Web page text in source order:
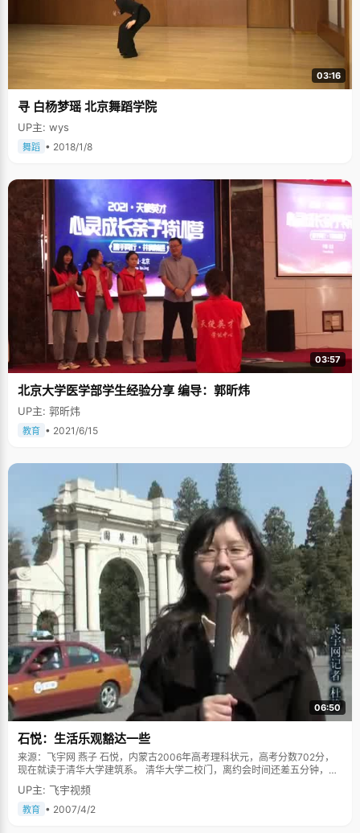
03:16
寻 白杨梦瑶 北京舞蹈学院
UP主: wys
舞蹈 • 2018/1/8
03:57
北京大学医学部学生经验分享 编导：郭昕炜
UP主: 郭昕炜
教育 • 2021/6/15
06:50
石悦：生活乐观豁达一些
来源：飞宇网 燕子 石悦，内蒙古2006年高考理科状元，高考分数702分，
现在就读于清华大学建筑系。 清华大学二校门，离约会时间还差五分钟，我
们正在忙着支摄像机三角架，一辆自行车嘎的停在身边，从车上跳下来一个
红色的身影，瘦瘦高高的女孩，绽放着一脸的灿烂笑容："不好意思，久等
了。" 说起考状元的事情，石悦就一脸兴奋， 出成绩那天，石悦在家里查分
UP主: 飞宇视频
教育 • 2007/4/2